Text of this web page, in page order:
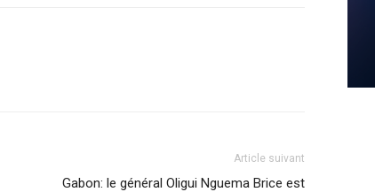
Article suivant
Gabon: le général Oligui Nguema Brice est